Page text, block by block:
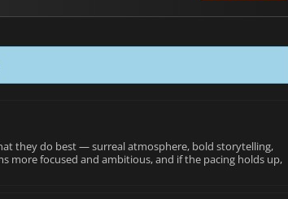
they do best — surreal atmosphere, bold storytelling,
more focused and ambitious, and if the pacing holds up,